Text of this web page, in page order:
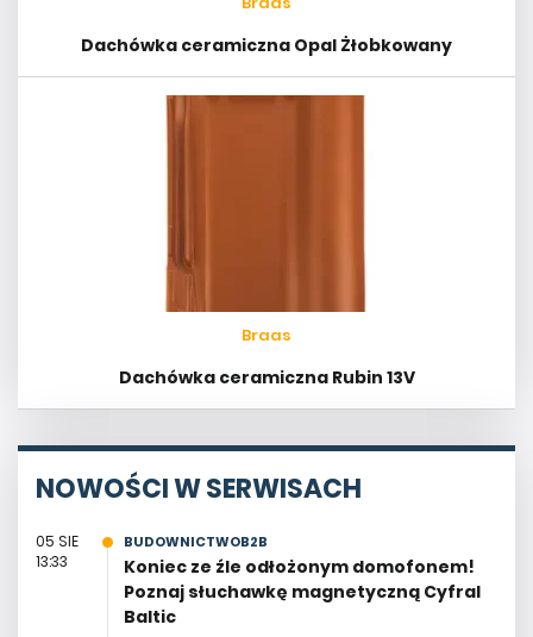
Dachówka ceramiczna Opal Żłobkowany
Braas
Dachówka ceramiczna Rubin 13V
NOWOŚCI W SERWISACH
05 SIE
13:33
BUDOWNICTWOB2B
Koniec ze źle odłożonym domofonem!
Poznaj słuchawkę magnetyczną Cyfral
Baltic